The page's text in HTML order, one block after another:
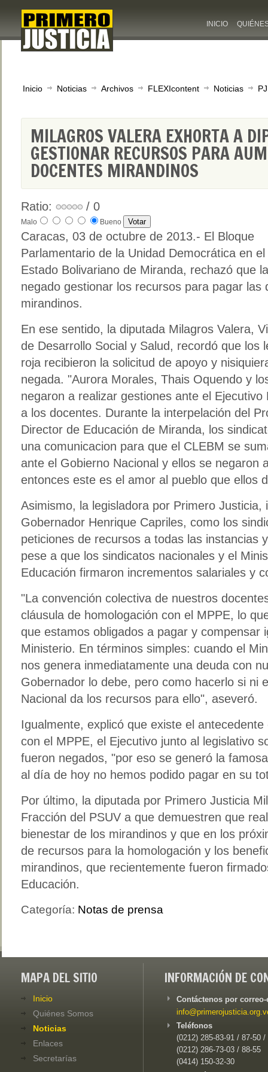
INICIO
Inicio Noticias Archivos FLEXIcontent Noticias
MILAGROS VALERA EXHORTA A
GESTIONAR RECURSOS PARA
DOCENTES MIRANDINOS
Ratio: / 0
Malo Bueno
Caracas, 03 de octubre de 2013.- El Bloque
Parlamentario de la Unidad Democrática en
Estado Bolivariano de Miranda, rechazó que
negado gestionar los recursos para pagar las
mirandinos.
En ese sentido, la diputada Milagros Valera,
de Desarrollo Social y Salud, recordó que los
roja recibieron la solicitud de apoyo y
negada. "Aurora Morales, Thais Oquendo y
negaron a realizar gestiones ante el
a los docentes. Durante la interpelación del
Director de Educación de Miranda, los
una comunicacion para que el CLEBM se
ante el Gobierno Nacional y ellos se negaron
entonces este es el amor al pueblo que ellos
Asimismo, la legisladora por Primero Justicia,
Gobernador Henrique Capriles, como los
peticiones de recursos a todas las instancias
pese a que los sindicatos nacionales y el
Educación firmaron incrementos salariales y
"La convención colectiva de nuestros
cláusula de homologación con el MPPE, lo
que estamos obligados a pagar y compensar
Ministerio. En términos simples: cuando el
nos genera inmediatamente una deuda con
Gobernador lo debe, pero como hacerlo si ni
Nacional da los recursos para ello", aseveró.
Igualmente, explicó que existe el
con el MPPE, el Ejecutivo junto al legislativo
fueron negados, "por eso se generó la
al día de hoy no hemos podido pagar en su
Por último, la diputada por Primero Justicia
Fracción del PSUV a que demuestren que
bienestar de los mirandinos y que en los
de recursos para la homologación y los
mirandinos, que recientemente fueron
Educación.
Categoría: Notas de prensa
MAPA DEL SITIO
Inicio
Quiénes Somos
Noticias
Enlaces
Secretarías
INFORMACIÓN DE
Contáctenos por
Teléfonos
(0212) 285-83-91 / 87-50 /
(0212) 286-73-03 / 88-55
(0414) 150-32-30